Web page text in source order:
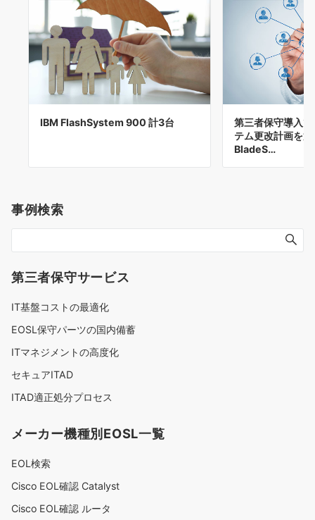
IBM FlashSystem 900 計3台
第三者保守導入
テム更改計画を
BladeS…
事例検索
第三者保守サービス
IT基盤コストの最適化
EOSL保守パーツの国内備蓄
ITマネジメントの高度化
セキュアITAD
ITAD適正処分プロセス
メーカー機種別EOSL一覧
EOL検索
Cisco EOL確認 Catalyst
Cisco EOL確認 ルータ